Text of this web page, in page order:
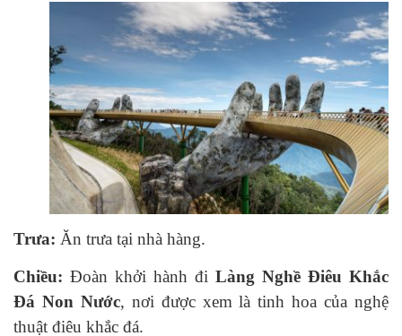
Trưa: Ăn trưa tại nhà hàng.
Chiều: Đoàn khởi hành đi Làng Nghề Điêu Khắc
Đá Non Nước, nơi được xem là tinh hoa của nghệ
thuật điêu khắc đá.